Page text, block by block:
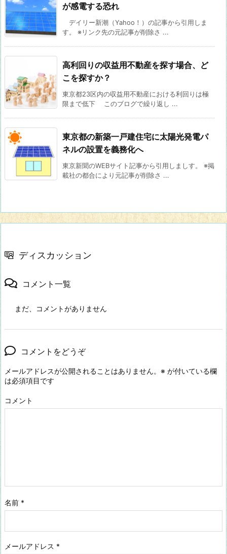
が感電する恐れ
デイリー新潮（Yahoo！）の記事から引用しま
す。 ※リンク先の元記事が削除さ ...
高利回りの収益用不動産を探す場合、ど
こを探すか？
東京都23区内の収益用不動産における利回りは極
限まで低下 このブログで繰り返し ...
東京都の新築一戸建住宅に太陽光発電パ
ネルの設置を義務化へ
東京新聞のWEBサイト記事から引用しましす。 ※掲
載社の都合により元記事が削除さ ...
ディスカッション
コメント一覧
まだ、コメントがありません
コメントをどうぞ
メールアドレスが公開されることはありません。 ※ が付いている欄
は必須項目です
コメント
名前 *
メールアドレス *